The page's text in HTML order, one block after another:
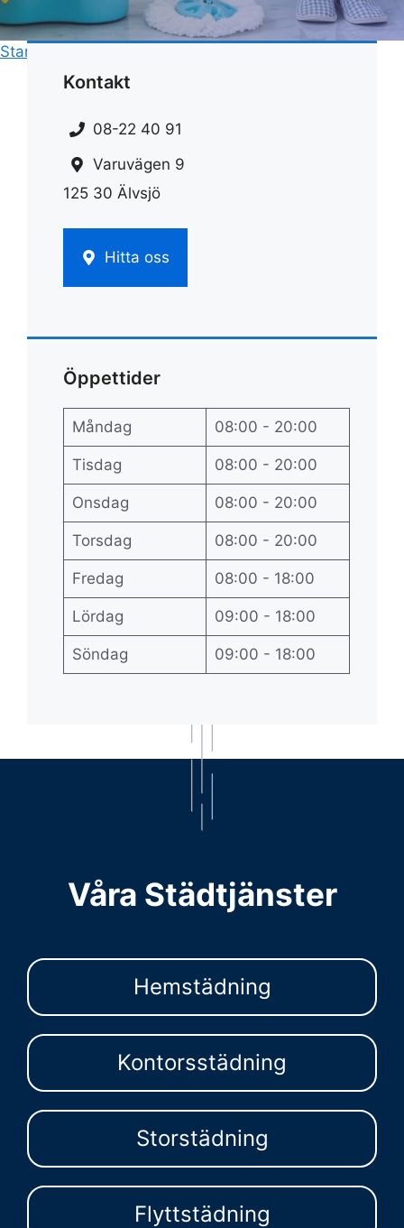
Start
Kontakt
08-22 40 91
Varuvägen 9
125 30 Älvsjö
Hitta oss
Öppettider
Måndag 08:00 - 20:00
Tisdag 08:00 - 20:00
Onsdag 08:00 - 20:00
Torsdag 08:00 - 20:00
Fredag 08:00 - 18:00
Lördag 09:00 - 18:00
Söndag 09:00 - 18:00
Våra Städtjänster
Hemstädning
Kontorsstädning
Storstädning
Flyttstädning